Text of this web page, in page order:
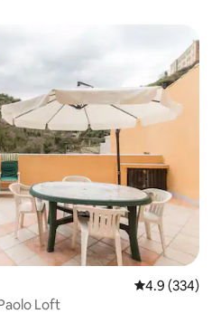
Meánrátáil
4.9 (334)
Loft